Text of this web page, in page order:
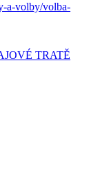
a-volby/volba-
TRATĚ